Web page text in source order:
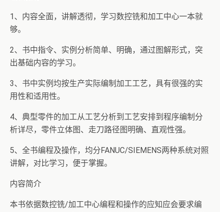
1、内容全面，讲解透彻，学习数控铣和加工中心一本就
够。
2、书中指令、实例分析简单、明确，通过图解形式，突
出基础内容的学习。
3、书中实例均按生产实际编制加工工艺，具有很强的实
用性和适用性。
4、典型零件的加工从工艺分析到工艺安排到程序编制分
析详尽，零件立体图、走刀路径图明确、直观性强。
5、全书编程及操作，均分FANUC/SIEMENS两种系统对照
讲解，对比学习，便于掌握。
内容简介
本书依据数控铣/加工中心编程和操作的应知应会要求编